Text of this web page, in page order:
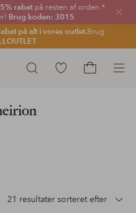
rabatpå resten af orden.*
Brug koden: 3015
på alt i vores outlet.Brug
Luk
Søg
Gå
21 resultater sorteret efter